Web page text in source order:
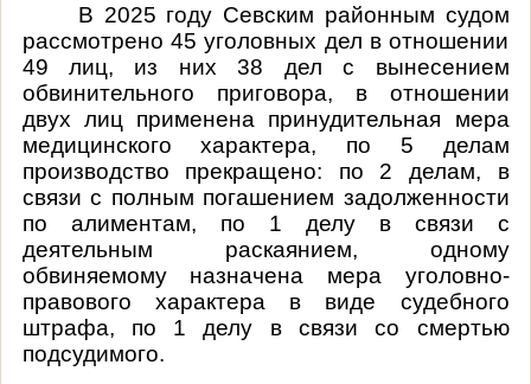
В 2025 году Севским районным судом
рассмотрено 45 уголовных дел в отношении
49 лиц, из них 38 дел с вынесением
обвинительного приговора, в отношении
двух лиц применена принудительная мера
медицинского характера, по 5 делам
производство прекращено: по 2 делам, в
связи с полным погашением задолженности
по алиментам, по 1 делу в связи с
деятельным раскаянием, одному
обвиняемому назначена мера уголовно-
правового характера в виде судебного
штрафа, по 1 делу в связи со смертью
подсудимого.